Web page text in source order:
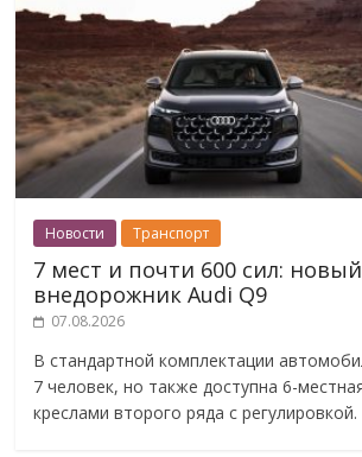
Новости Транспорт
7 мест и почти 600 сил: новый
внедорожник Audi Q9
07.08.2026
В стандартной комплектации
7 человек, но также доступна 6-
креслами второго ряда с регулировкой.